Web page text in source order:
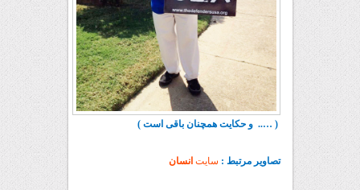
( ….. و حکایت همچنان باقی است )
تصاویر مرتبط : سایت انسان